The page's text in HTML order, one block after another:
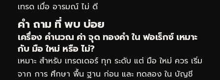
เทรด เมื่อ อารมณ์ ไม่ ดี
คำ ถาม ที่ พบ บ่อย
เครื่อง คำนวณ ค่า จุด ทองคำ ใน ฟอเร็กซ์ เหมาะ
กับ มือ ใหม่ หรือ ไม่?
เหมาะ สำหรับ เทรดเดอร์ ทุก ระดับ แต่ มือ ใหม่ ควร เริ่ม
จาก การ ศึกษา พื้น ฐาน ก่อน และ ทดลอง ใน บัญชี